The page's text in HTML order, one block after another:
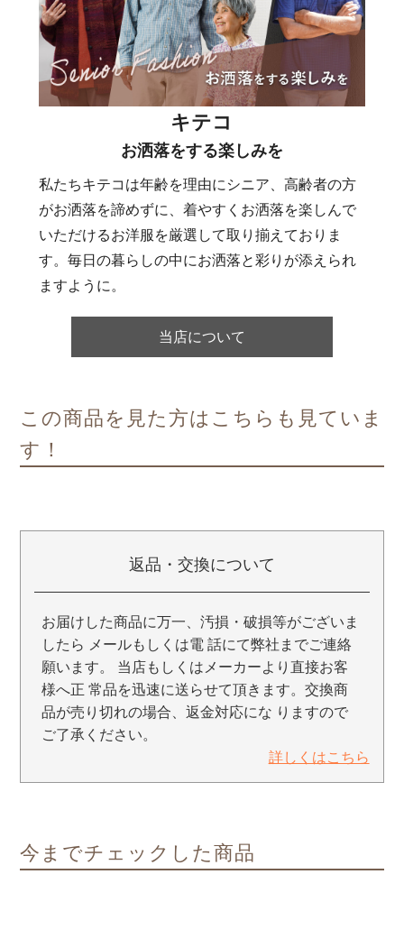
キテコ
お洒落をする楽しみを
私たちキテコは年齢を理由にシニア、高齢者の方
がお洒落を諦めずに、着やすくお洒落を楽しんで
いただけるお洋服を厳選して取り揃えておりま
す。毎日の暮らしの中にお洒落と彩りが添えられ
ますように。
当店について
この商品を見た方はこちらも見ていま
す！
返品・交換について
お届けした商品に万一、汚損・破損等がございま
したら メールもしくは電 話にて弊社までご連絡
願います。 当店もしくはメーカーより直接お客
様へ正 常品を迅速に送らせて頂きます。交換商
品が売り切れの場合、返金対応にな りますので
ご了承ください。
詳しくはこちら
今までチェックした商品